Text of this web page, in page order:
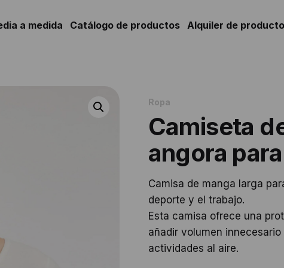
a medida Catálogo de productos Alquiler de
Ropa
Camiseta
angora
Camisa de manga larga
deporte y el trabajo.
Esta camisa ofrece una
añadir volumen
actividades al aire.